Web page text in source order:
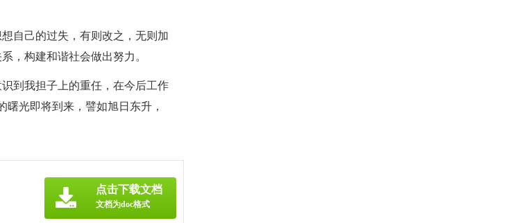
自己的过失，有则改之，无则加
，构建和谐社会做出努力。
到我担子上的重任，在今后工作
光即将到来，譬如旭日东升，
点击下载文档
文档为doc格式